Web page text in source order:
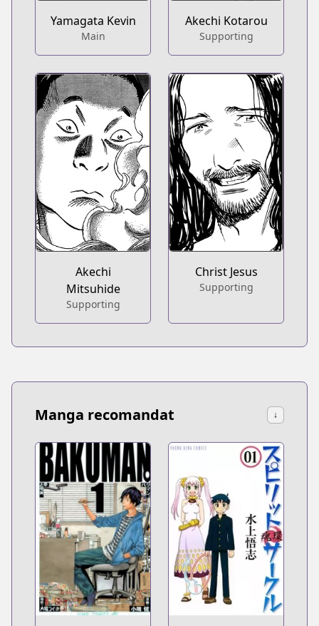
Yamagata Kevin
Main
Akechi Kotarou
Supporting
Akechi
Mitsuhide
Supporting
Christ Jesus
Supporting
Manga recomandat ↓